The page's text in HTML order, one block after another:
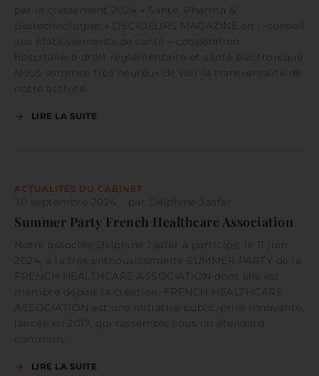
par le classement 2024 « Santé, Pharma &
Biotechnologies » DECIDEURS MAGAZINE en : -conseil
aux établissements de santé – coopération
hospitalière-droit réglementaire-et santé électronique
Nous sommes très heureux de voir la transversalité de
notre activité…
LIRE LA SUITE
ACTUALITÉS DU CABINET
30 septembre 2024 par Delphine Jaafar
Summer Party French Healthcare Association
Notre associée Delphine Jaafar a participé, le 11 juin
2024, à la très enthousiasmante SUMMER PARTY de la
FRENCH HEALTHCARE ASSOCIATION dont elle est
membre depuis la création. FRENCH HEALTHCARE
ASSOCIATION est une initiative public-privé innovante,
lancée en 2017, qui rassemble sous un étendard
commun…
LIRE LA SUITE